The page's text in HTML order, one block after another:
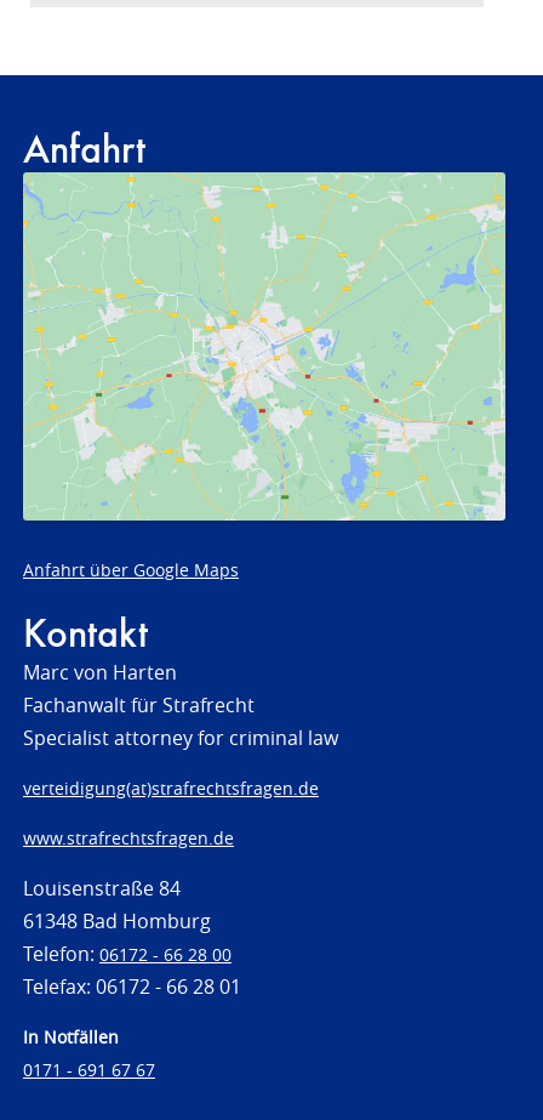
Anfahrt
Anfahrt über Google Maps
Kontakt
Marc von Harten
Fachanwalt für Strafrecht
Specialist attorney for criminal law
verteidigung(at)strafrechtsfragen.de
www.strafrechtsfragen.de
Louisenstraße 84
61348 Bad Homburg
Telefon: 06172 - 66 28 00
Telefax: 06172 - 66 28 01
In Notfällen
0171 - 691 67 67